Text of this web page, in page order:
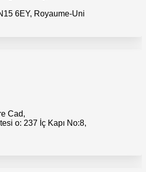
6EY, Royaume-Uni
Cad,
o: 237 İç Kapı No:8,